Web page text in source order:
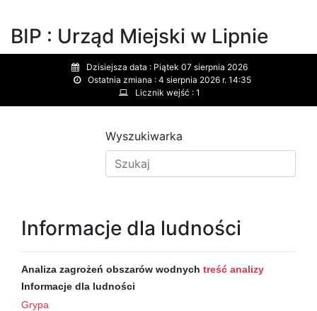
BIP : Urząd Miejski w Lipnie
Dzisiejsza data : Piątek 07 sierpnia 2026
Ostatnia zmiana : 4 sierpnia 2026 r. 14:35
Licznik wejść : 1
Wyszukiwarka
Informacje dla ludności
Analiza zagrożeń obszarów wodnych treść analizy
Informacje dla ludności
Grypa